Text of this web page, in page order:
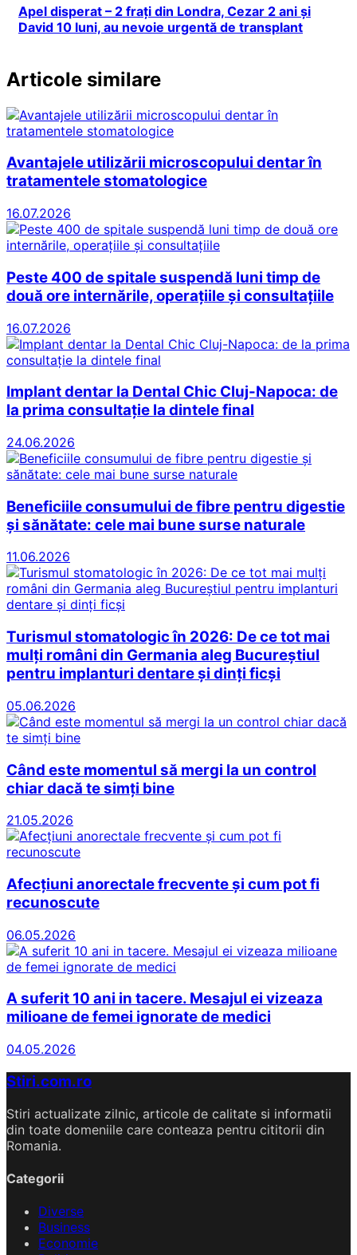
Apel disperat – 2 frați din Londra, Cezar 2 ani și
David 10 luni, au nevoie urgentă de transplant
Articole similare
Avantajele utilizării microscopului dentar în
tratamentele stomatologice
16.07.2026
Peste 400 de spitale suspendă luni timp de
două ore internările, operațiile și consultațiile
16.07.2026
Implant dentar la Dental Chic Cluj-Napoca: de
la prima consultație la dintele final
24.06.2026
Beneficiile consumului de fibre pentru digestie
și sănătate: cele mai bune surse naturale
11.06.2026
Turismul stomatologic în 2026: De ce tot mai
mulți români din Germania aleg Bucureștiul
pentru implanturi dentare și dinți ficși
05.06.2026
Când este momentul să mergi la un control
chiar dacă te simți bine
21.05.2026
Afecțiuni anorectale frecvente și cum pot fi
recunoscute
06.05.2026
A suferit 10 ani in tacere. Mesajul ei vizeaza
milioane de femei ignorate de medici
04.05.2026
Stiri.com.ro
Stiri actualizate zilnic, articole de calitate si informatii
din toate domeniile care conteaza pentru cititorii din
Romania.
Categorii
Diverse
Business
Economie